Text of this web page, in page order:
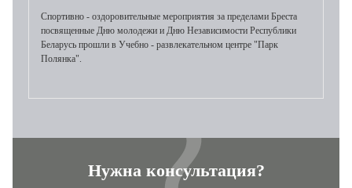
Спортивно - оздоровительные мероприятия за пределами Бреста
посвященные Дню молодежи и Дню Независимости Республики
Беларусь прошли в Учебно - развлекательном центре "Парк
Полянка".
Нужна консультация?